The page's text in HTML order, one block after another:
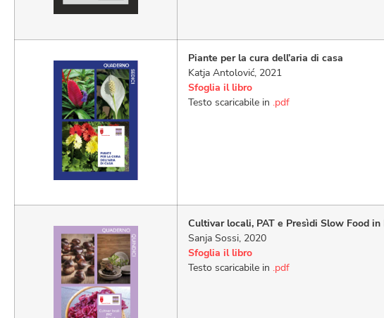
Piante per la cura dell’aria di casa
Katja Antolović, 2021
Sfoglia il libro
Testo scaricabile in .pdf
Cultivar locali, PAT e Presìdi Slow Food in
Sanja Sossi, 2020
Sfoglia il libro
Testo scaricabile in .pdf